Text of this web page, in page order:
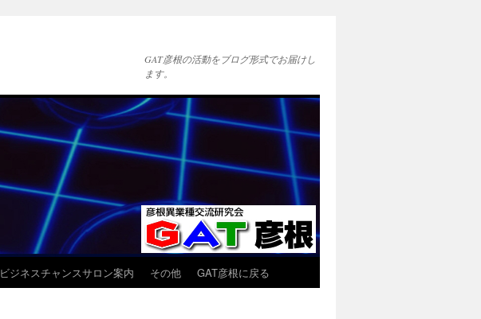
GAT彦根の活動をブログ形式でお届けし
ます。
ビジネスチャンスサロン案内 その他 GAT彦根に戻る